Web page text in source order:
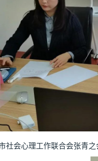
会心理工作联合会张青之